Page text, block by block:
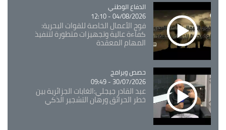
Catégorie
الدفاع الوطني
04/08/2026 - 12:10
فوج الأعمال الخاصة للقوات البحرية:
كفاءة عالية وتجهيزات متطورة لتنفيذ
المهام المعقدة
Catégorie
حصص وبرامج
30/07/2026 - 09:49
عبد القادر جيجلي:الغابات الجزائرية بين
خطر الحرائق ورهان التشجير الذكي